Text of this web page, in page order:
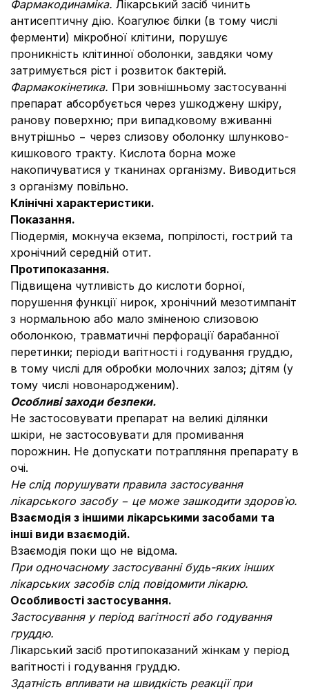
Фармакодинаміка. Лікарський засіб чинить
антисептичну дію. Коагулює білки (в тому числі
ферменти) мікробної клітини, порушує
проникність клітинної оболонки, завдяки чому
затримується ріст і розвиток бактерій.
Фармакокінетика. При зовнішньому застосуванні
препарат абсорбується через ушкоджену шкіру,
ранову поверхню; при випадковому вживанні
внутрішньо − через слизову оболонку шлунково-
кишкового тракту. Кислота борна може
накопичуватися у тканинах організму. Виводиться
з організму повільно.
Клінічні характеристики.
Показання.
Піодермія, мокнуча екзема, попрілості, гострий та
хронічний середній отит.
Протипоказання.
Підвищена чутливість до кислоти борної,
порушення функції нирок, хронічний мезотимпаніт
з нормальною або мало зміненою слизовою
оболонкою, травматичні перфорації барабанної
перетинки; періоди вагітності і годування груддю,
в тому числі для обробки молочних залоз; дітям (у
тому числі новонародженим).
Особливі заходи безпеки.
Не застосовувати препарат на великі ділянки
шкіри, не застосовувати для промивання
порожнин. Не допускати потрапляння препарату в
очі.
Не слід порушувати правила застосування
лікарського засобу − це може зашкодити здоров᾿ю.
Взаємодія з іншими лікарськими засобами та
інші види взаємодій.
Взаємодія поки що не відома.
При одночасному застосуванні будь-яких інших
лікарських засобів слід повідомити лікарю.
Особливості застосування.
Застосування у період вагітності або годування
груддю.
Лікарський засіб протипоказаний жінкам у період
вагітності і годування груддю.
Здатність впливати на швидкість реакції при